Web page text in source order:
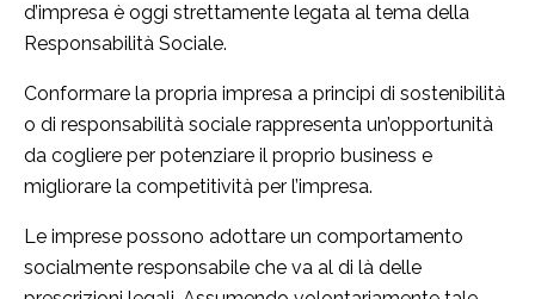
d’impresa è oggi strettamente legata al tema della
Responsabilità Sociale.
Conformare la propria impresa a principi di sostenibilità
o di responsabilità sociale rappresenta un’opportunità
da cogliere per potenziare il proprio business e
migliorare la competitività per l’impresa.
Le imprese possono adottare un comportamento
socialmente responsabile che va al di là delle